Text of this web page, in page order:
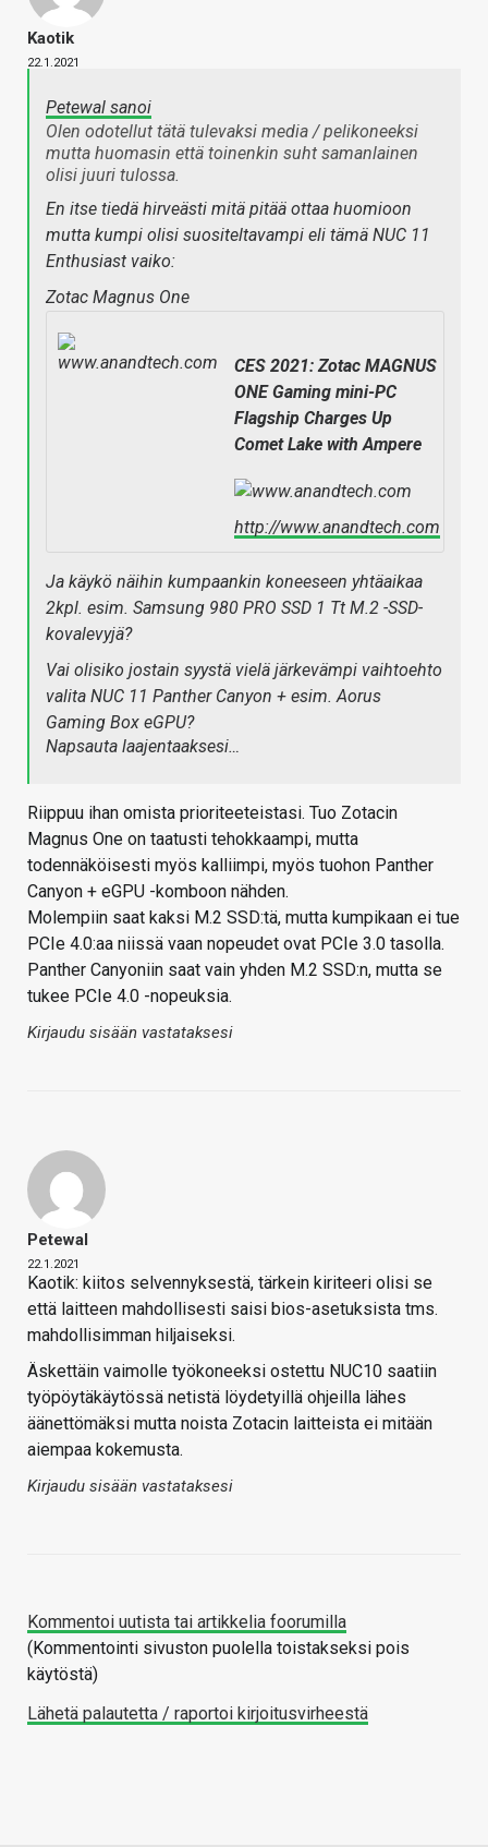
Kaotik
22.1.2021
Petewal sanoi
Olen odotellut tätä tulevaksi media / pelikoneeksi
mutta huomasin että toinenkin suht samanlainen
olisi juuri tulossa.
En itse tiedä hirveästi mitä pitää ottaa huomioon
mutta kumpi olisi suositeltavampi eli tämä NUC 11
Enthusiast vaiko:
Zotac Magnus One
CES 2021: Zotac MAGNUS
ONE Gaming mini-PC
Flagship Charges Up
Comet Lake with Ampere
http://www.anandtech.com
Ja käykö näihin kumpaankin koneeseen yhtäaikaa
2kpl. esim. Samsung 980 PRO SSD 1 Tt M.2 -SSD-
kovalevyjä?
Vai olisiko jostain syystä vielä järkevämpi vaihtoehto
valita NUC 11 Panther Canyon + esim. Aorus
Gaming Box eGPU?
Napsauta laajentaaksesi…
Riippuu ihan omista prioriteeteistasi. Tuo Zotacin
Magnus One on taatusti tehokkaampi, mutta
todennäköisesti myös kalliimpi, myös tuohon Panther
Canyon + eGPU -komboon nähden.
Molempiin saat kaksi M.2 SSD:tä, mutta kumpikaan ei tue
PCIe 4.0:aa niissä vaan nopeudet ovat PCIe 3.0 tasolla.
Panther Canyoniin saat vain yhden M.2 SSD:n, mutta se
tukee PCIe 4.0 -nopeuksia.
Kirjaudu sisään vastataksesi
Petewal
22.1.2021
Kaotik: kiitos selvennyksestä, tärkein kiriteeri olisi se
että laitteen mahdollisesti saisi bios-asetuksista tms.
mahdollisimman hiljaiseksi.
Äskettäin vaimolle työkoneeksi ostettu NUC10 saatiin
työpöytäkäytössä netistä löydetyillä ohjeilla lähes
äänettömäksi mutta noista Zotacin laitteista ei mitään
aiempaa kokemusta.
Kirjaudu sisään vastataksesi
Kommentoi uutista tai artikkelia foorumilla
(Kommentointi sivuston puolella toistakseksi pois
käytöstä)
Lähetä palautetta / raportoi kirjoitusvirheestä